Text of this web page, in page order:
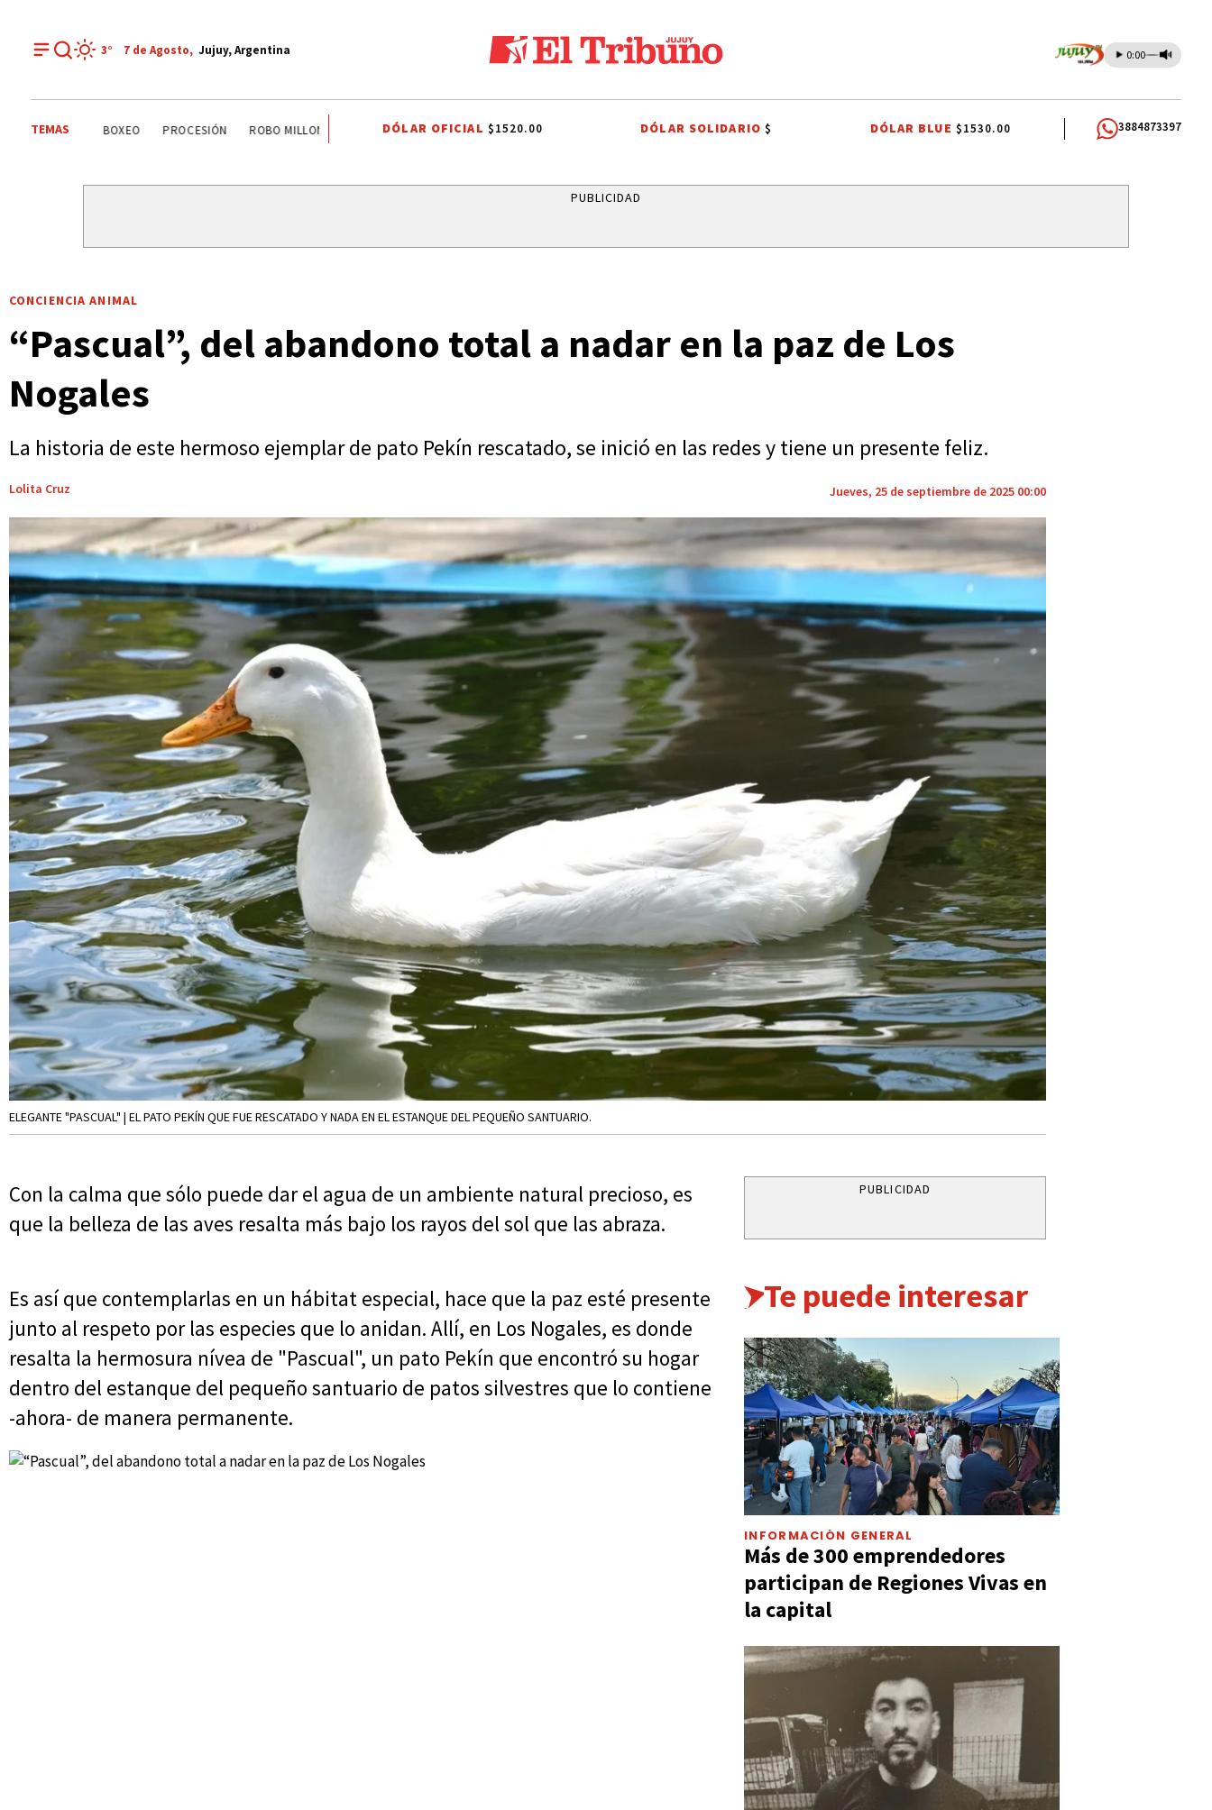
3° 7 de Agosto, Jujuy, Argentina 0:00
TEMAS PALPALÁ EL CARMEN ALTO COMEDERO PROCESIÓN ROBO MILLONARIO CRIMEN PRIMERA NACIONAL COMUNIDADES INDÍGENAS AUTOMOVILISMO
DÓLAR OFICIAL $1520.00 DÓLAR SOLIDARIO$ DÓLAR BLUE $1530.00 3884873397
PUBLICIDAD
CONCIENCIA ANIMAL
“Pascual”, del abandono total a nadar en la paz de Los
Nogales
La historia de este hermoso ejemplar de pato Pekín rescatado, se inició en las redes y tiene un presente feliz.
Lolita Cruz Jueves, 25 de septiembre de 2025 00:00
ELEGANTE "PASCUAL" | EL PATO PEKÍN QUE FUE RESCATADO Y NADA EN EL ESTANQUE DEL PEQUEÑO SANTUARIO.
Con la calma que sólo puede dar el agua de un ambiente natural precioso, es
que la belleza de las aves resalta más bajo los rayos del sol que las abraza.
Es así que contemplarlas en un hábitat especial, hace que la paz esté presente
junto al respeto por las especies que lo anidan. Allí, en Los Nogales, es donde
resalta la hermosura nívea de "Pascual", un pato Pekín que encontró su hogar
dentro del estanque del pequeño santuario de patos silvestres que lo contiene
-ahora- de manera permanente.
PUBLICIDAD
Te puede interesar
INFORMACIÓN GENERAL
Más de 300 emprendedores
participan de Regiones Vivas en
la capital